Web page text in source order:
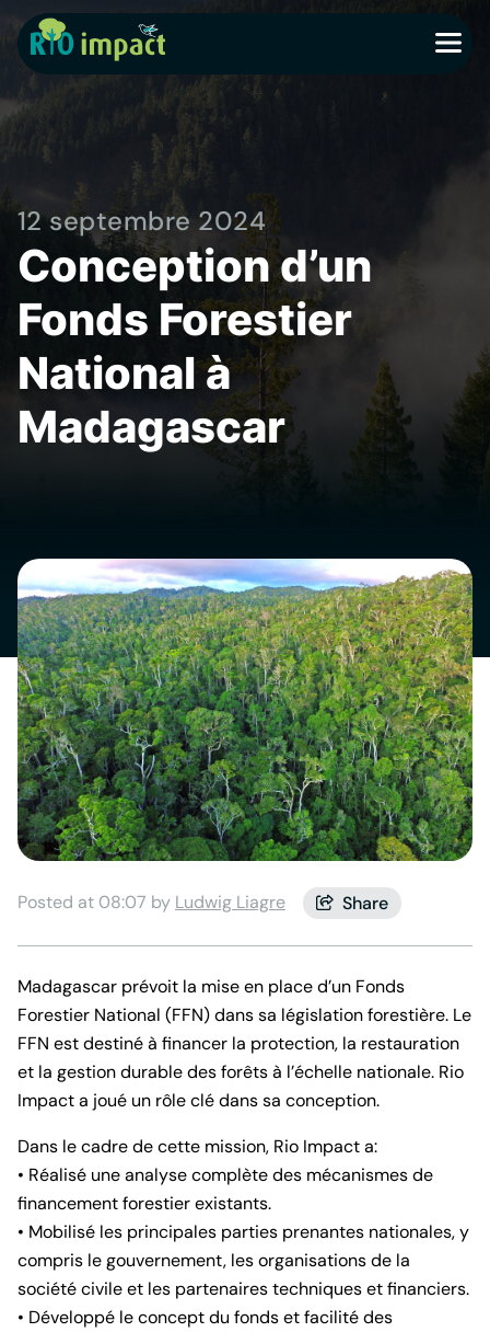
MENU
12 septembre 2024
Conception d’un
Fonds Forestier
National à
Madagascar
Posted at 08:07 by Ludwig Liagre Share
Madagascar prévoit la mise en place d’un Fonds
Forestier National (FFN) dans sa législation forestière. Le
FFN est destiné à financer la protection, la restauration
et la gestion durable des forêts à l’échelle nationale. Rio
Impact a joué un rôle clé dans sa conception.
Dans le cadre de cette mission, Rio Impact a:
• Réalisé une analyse complète des mécanismes de
financement forestier existants.
• Mobilisé les principales parties prenantes nationales, y
compris le gouvernement, les organisations de la
société civile et les partenaires techniques et financiers.
• Développé le concept du fonds et facilité des